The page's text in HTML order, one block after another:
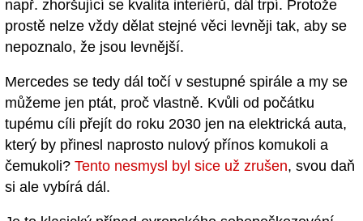
např. zhoršující se kvalita interiérů, dál trpí. Protože
prostě nelze vždy dělat stejné věci levněji tak, aby se
nepoznalo, že jsou levnější.
Mercedes se tedy dál točí v sestupné spirále a my se
můžeme jen ptát, proč vlastně. Kvůli od počátku
tupému cíli přejít do roku 2030 jen na elektrická auta,
který by přinesl naprosto nulový přínos komukoli a
čemukoli? Tento nesmysl byl sice už zrušen, svou daň
si ale vybírá dál.